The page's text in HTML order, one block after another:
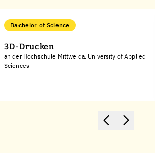
Bachelor of Science
3D-Drucken
an der Hochschule Mittweida, University of Applied
Sciences